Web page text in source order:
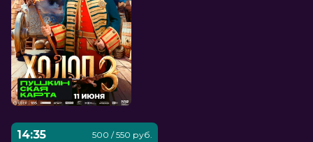
14:35
500 / 550 руб.